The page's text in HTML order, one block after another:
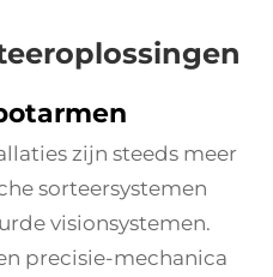
zijn steeds meer
sorteersystemen
visionsystemen.
precisie-mechanica